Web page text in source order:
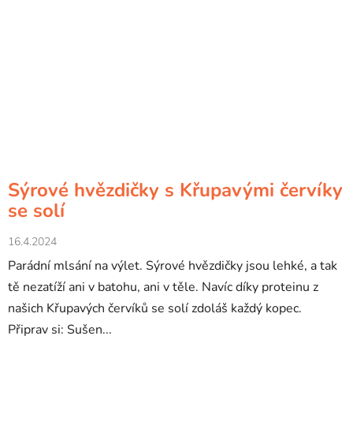
Sýrové hvězdičky s Křupavými červíky
se solí
16.4.2024
Parádní mlsání na výlet. Sýrové hvězdičky jsou lehké, a tak
tě nezatíží ani v batohu, ani v těle. Navíc díky proteinu z
našich Křupavých červíků se solí zdoláš každý kopec.
Připrav si: Sušen...